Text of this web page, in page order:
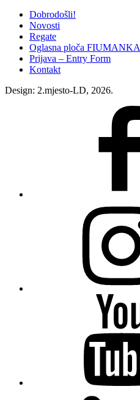
Dobrodošli!
Novosti
Regate
Oglasna ploča FIUMANKA
Prijava – Entry Form
Kontakt
Design: 2.mjesto-LD, 2026.